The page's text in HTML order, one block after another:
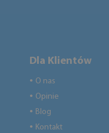
Dla Klientów
● O nas
● Opinie
● Blog
● Kontakt